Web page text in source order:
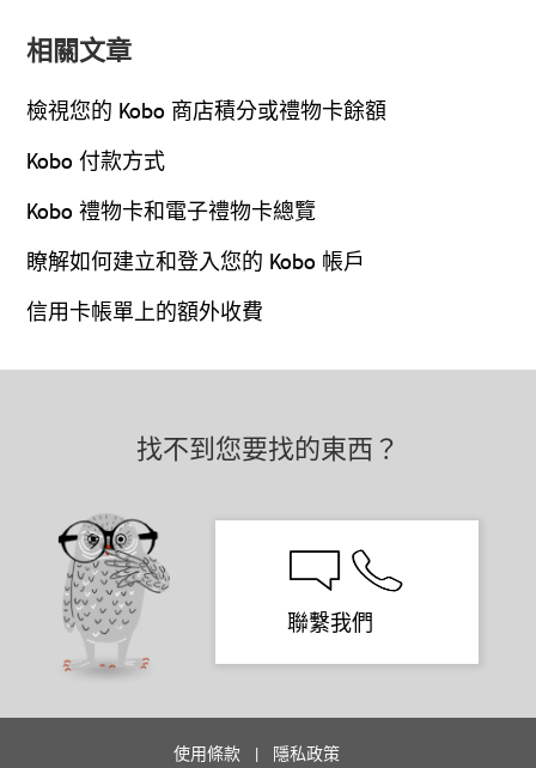
相關文章
檢視您的 Kobo 商店積分或禮物卡餘額
Kobo 付款方式
Kobo 禮物卡和電子禮物卡總覽
瞭解如何建立和登入您的 Kobo 帳戶
信用卡帳單上的額外收費
找不到您要找的東西？
聯繫我們
使用條款 隱私政策